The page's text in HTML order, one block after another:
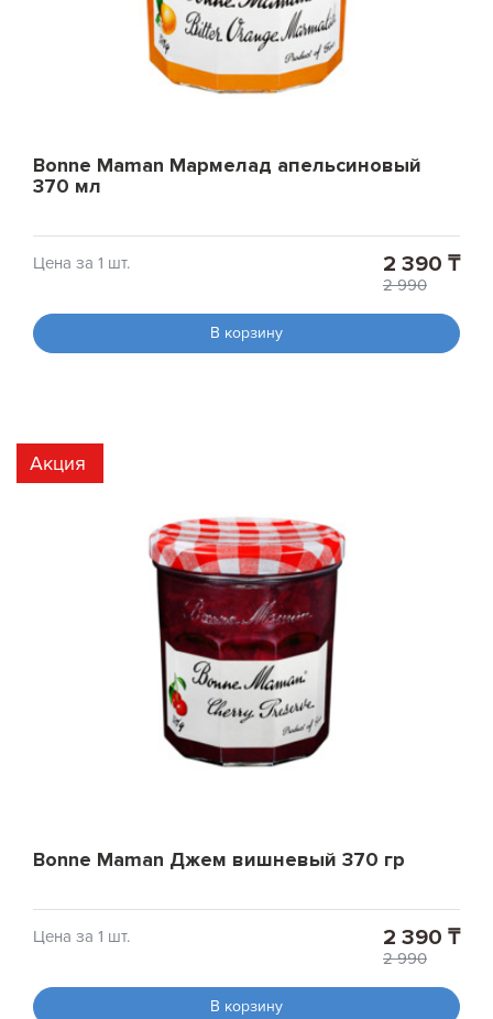
Bonne Maman Мармелад апельсиновый
370 мл
Цена за 1 шт. 2 390 ₸
2 990
В корзину
Акция
Bonne Maman Джем вишневый 370 гр
Цена за 1 шт. 2 390 ₸
2 990
В корзину